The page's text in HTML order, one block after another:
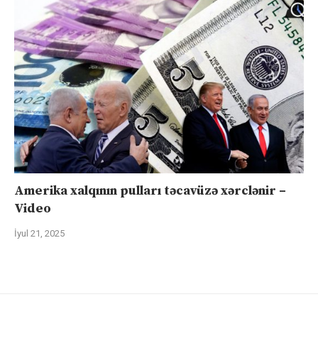
Amerika xalqının pulları təcavüzə xərclənir –
Video
İyul 21, 2025